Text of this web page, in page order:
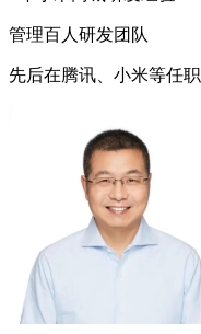
管理百人研发团队
先后在腾讯、小米等任职